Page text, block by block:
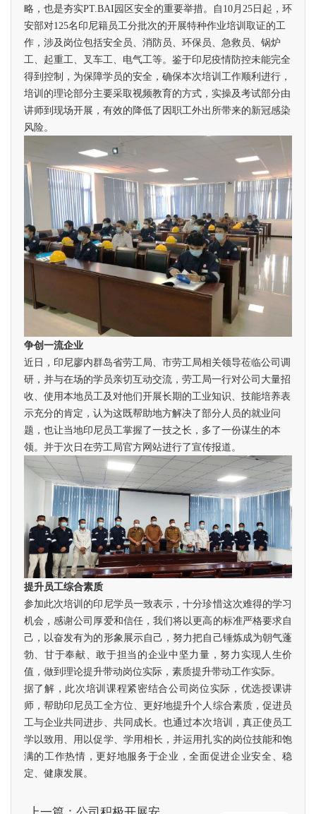
略，也是夯实PT.BAI园区安全的重要举措。自10月25日起，环
安部对125名印尼籍员工分批次的开展特种作业培训取证的工
作，涉及岗位包括安全员、消防员、环保员、急救员、锅炉
工、起重工、叉车工、电气工等。鉴于印尼疫情防控未能完全
得到控制，为保障学员的安全，确保本次培训工作顺利进行，
培训的理论部分主要采取视频教育的方式，实操及考试部分由
讲师到现场开展，有效的降低了因职工外出所带来的新冠感染
风险。
争创一流企业
近日，印尼廖内群岛省劳工局、市劳工局相关领导莅临公司调
研，并与在场的学员亲切互动交流，劳工局一行对公司大量招
收、使用本地员工及对他们开展长期的工业知识、技能培养表
示充分的肯定，认为这既帮助地方解决了部分人员的就业问
题，也让当地印尼员工掌握了一技之长，多了一份谋生的本
领。并于次日在劳工局官方网站进行了宣传报道。
提升员工综合素质
参加此次培训的印尼学员一致表示，十分珍惜这次难得的学习
机会，感谢公司厚爱和信任，我们将以更高的标准严格要求自
己，以奋发有为的形象展示自己，努力把自己锤炼成为朝气蓬
勃、甘于奉献、敢于担当的企业中坚力量，努力实现人生价
值，做到理论提升带动岗位实际，素质提升带动工作实际。
据了解，此次培训课程紧密结合公司岗位实际，优选授课讲
师，帮助印尼员工全方位、更好地提升个人综合素质，促进员
工与企业共同进步、共同成长。也通过本次培训，真正使员工
学以致用、用以促学、学用相长，并运用扎实的岗位技能和饱
满的工作热情，更好地服务于企业，全面促进企业安全、稳
定、健康发展。